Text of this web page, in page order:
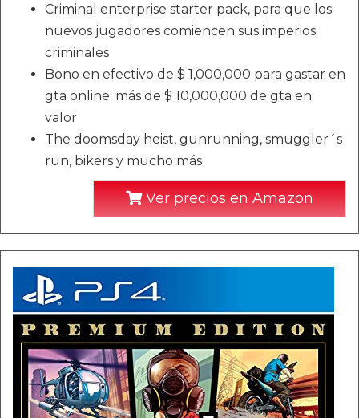
Criminal enterprise starter pack, para que los
nuevos jugadores comiencen sus imperios
criminales
Bono en efectivo de $ 1,000,000 para gastar en
gta online: más de $ 10,000,000 de gta en
valor
The doomsday heist, gunrunning, smuggler´s
run, bikers y mucho más
Ver precios en Amazon